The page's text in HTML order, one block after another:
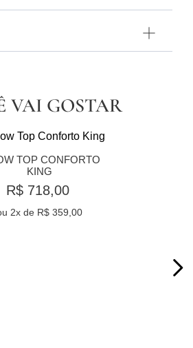
VAI GOSTAR
TOP CONFORTO
KING
R$ 718,00
2x de R$ 359,00